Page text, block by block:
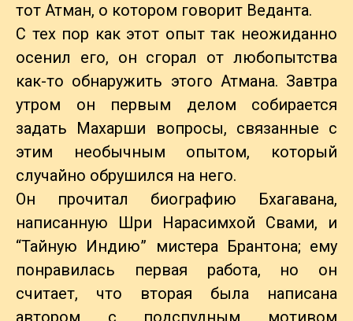
тот Атман, о котором говорит Веданта.
С тех пор как этот опыт так неожиданно
осенил его, он сгорал от любопытства
как-то обнаружить этого Атмана. Завтра
утром он первым делом собирается
задать Махарши вопросы, связанные с
этим необычным опытом, который
случайно обрушился на него.
Он прочитал биографию Бхагавана,
написанную Шри Нарасимхой Свами, и
“Тайную Индию” мистера Брантона; ему
понравилась первая работа, но он
считает, что вторая была написана
автором с подспудным мотивом